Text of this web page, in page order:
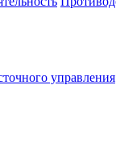
управления